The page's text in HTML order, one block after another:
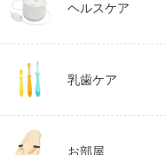
ヘルスケア
乳歯ケア
お部屋